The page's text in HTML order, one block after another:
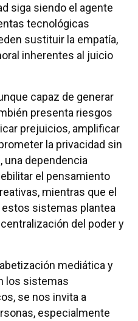
siga siendo el agente
tecnológicas
sustituir la empatía,
inherentes al juicio
capaz de generar
presenta riesgos
prejuicios, amplificar
la privacidad sin
dependencia
el pensamiento
mientras que el
sistemas plantea
del poder y
mediática y
los sistemas
se nos invita a
especialmente